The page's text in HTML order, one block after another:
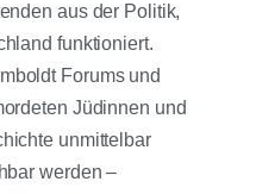
aus der Politik,
funktioniert.
Forums und
Jüdinnen und
unmittelbar
werden –